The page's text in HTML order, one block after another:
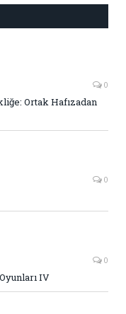
0
Ortak Hafızadan
0
0
IV